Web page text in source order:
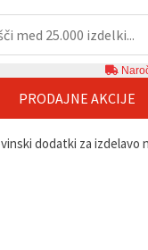
PRODAJNE AKCIJE
dodatki za izdelavo